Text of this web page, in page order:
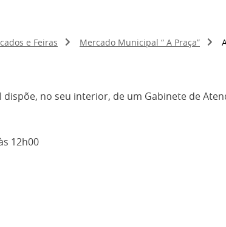
e Feiras Mercado Municipal “ A Praça”
dispõe, no seu interior, de um Gabinete de
12h00